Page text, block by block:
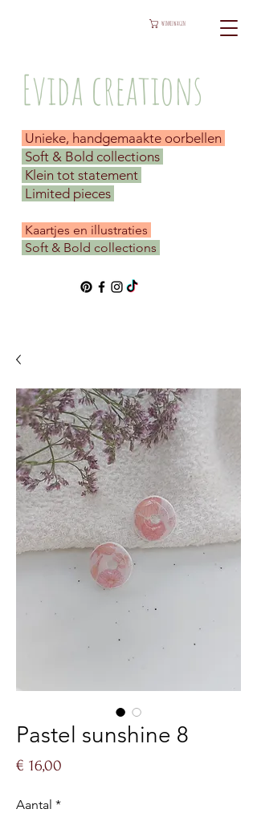
Evida creations
WINKELWAGEN
Unieke, handgemaakte oorbellen
Soft & Bold collections
Klein tot statement
Limited pieces
​ Kaartjes en illustraties
Soft & Bold collections
Pastel sunshine 8
€ 16,00
Aantal *